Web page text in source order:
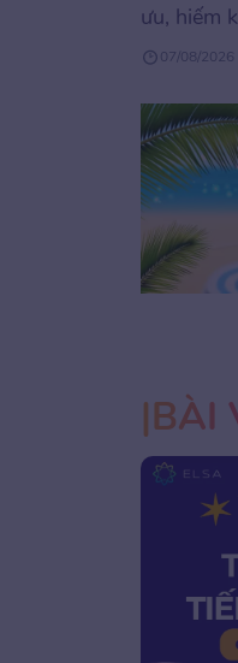
ưu, hiếm
07/08/
BÀI